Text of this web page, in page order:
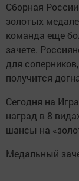
Сборная
золотых
команда еще
зачете.
для
получится
Сегодня на
наград в 8
шансы на
Медальный